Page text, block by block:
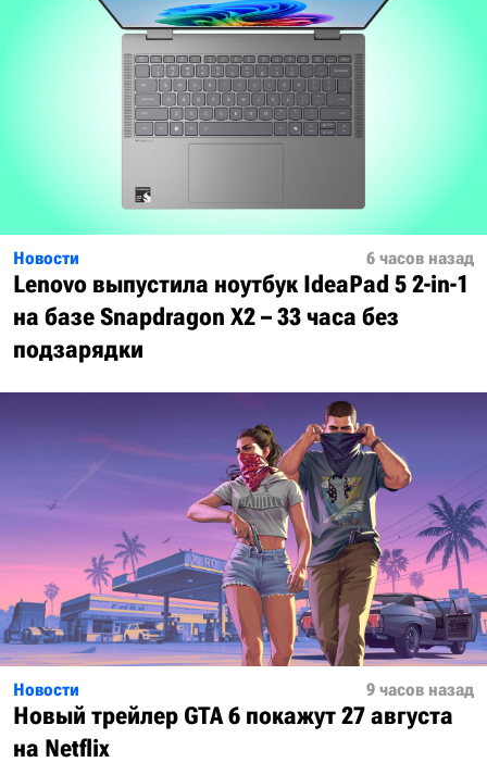
Новости 6 часов назад
Lenovo выпустила ноутбук IdeaPad 5 2-in-1
на базе Snapdragon X2 – 33 часа без
подзарядки
Новости 9 часов назад
Новый трейлер GTA 6 покажут 27 августа
на Netflix